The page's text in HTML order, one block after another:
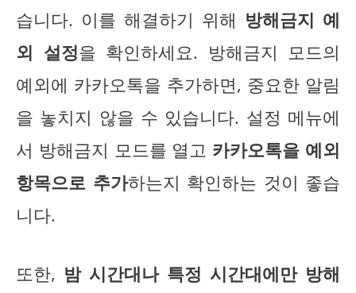
습니다. 이를 해결하기 위해 방해금지 예
외 설정을 확인하세요. 방해금지 모드의
예외에 카카오톡을 추가하면, 중요한 알림
을 놓치지 않을 수 있습니다. 설정 메뉴에
서 방해금지 모드를 열고 카카오톡을 예외
항목으로 추가하는지 확인하는 것이 좋습
니다.
또한, 밤 시간대나 특정 시간대에만 방해